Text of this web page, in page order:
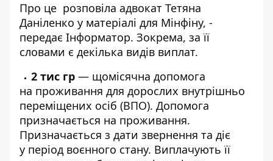
Про це розповіла адвокат Тетяна
Даніленко у матеріалі для Мінфіну, -
передає Інформатор. Зокрема, за її
словами є декілька видів виплат.
2 тис гр — щомісячна допомога
на проживання для дорослих внутрішньо
переміщених осіб (ВПО). Допомога
призначається на проживання.
Призначається з дати звернення та діє
у період воєнного стану. Виплачують її